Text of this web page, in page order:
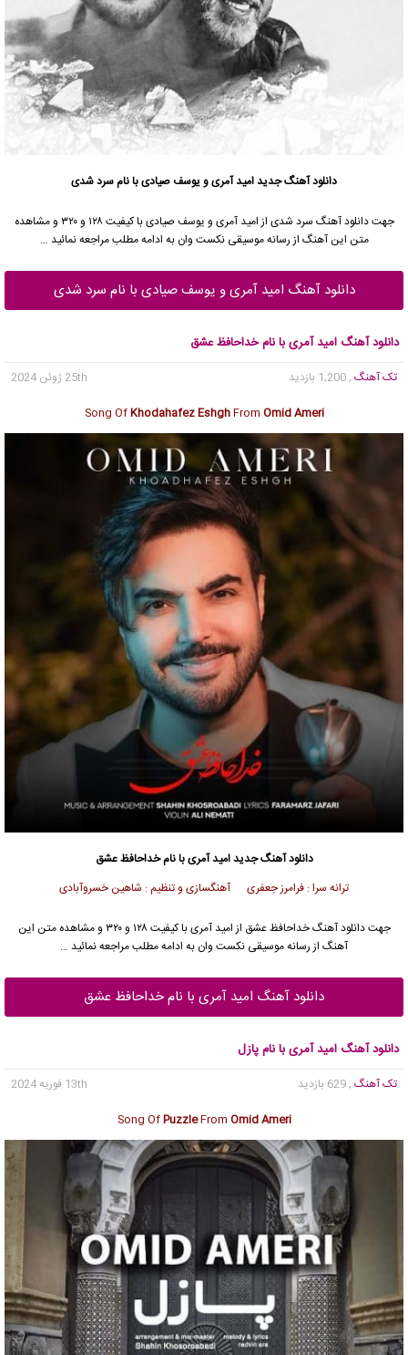
دانلود آهنگ جدیدامید آمری و یوسف صیادی با نام سرد شدی
جهت دانلود آهنگ سرد شدی از امید آمری و یوسف صیادی با کیفیت ۱۲۸ و ۳۲۰ و مشاهده
متن این آهنگ از رسانه موسیقی نکست وان به ادامه مطلب مراجعه نمائید …
دانلود آهنگ امید آمری و یوسف صیادی با نام سرد شدی
دانلود آهنگ امید آمری با نام خداحافظ عشق
تک آهنگ , 1,200 بازدید
25th ژوئن 2024
Song OfKhodahafez EshghFrom Omid Ameri
دانلود آهنگ جدیدامید آمریبا نام خداحافظ عشق
ترانه سرا : فرامرز جعفری آهنگسازی و تنظیم : شاهین خسروآبادی
جهت دانلود آهنگ خداحافظ عشق از امید آمری
با کیفیت ۱۲۸ و ۳۲۰ و مشاهده متن این
آهنگ از رسانه موسیقی نکست وان به ادامه مطلب مراجعه نمائید …
دانلود آهنگ امید آمری با نام خداحافظ عشق
دانلود آهنگ امید آمری با نام پازل
تک آهنگ , 629 بازدید
13th فوریه 2024
Song OfPuzzleFrom Omid Ameri